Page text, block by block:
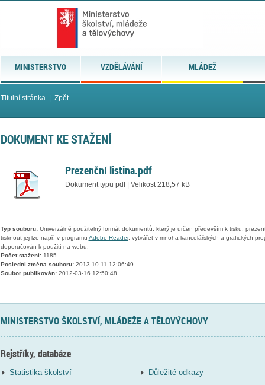
MINISTERSTVO VZDĚLÁVÁNÍ MLÁDEŽ
Titulní stránka| Zpět
DOKUMENT KE STAŽENÍ
Prezenční listina.pdf
Dokument typu pdf | Velikost 218,57 kB
Typ souboru:Univerzálně použitelný formát dokumentů, který je určen především k tisku,
tisknout jej lze např. v programu Adobe Reader, vytvářet v mnoha kancelářských a grafických
doporučován k použití na webu.
Počet stažení:1185
Poslední změna souboru:2013-10-11 12:06:49
Soubor publikován:2012-03-16 12:50:48
MINISTERSTVO ŠKOLSTVÍ, MLÁDEŽE A TĚLOVÝCHOVY
Rejstříky, databáze
Statistika školství
Důležité odkazy